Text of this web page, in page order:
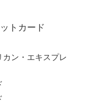
トカード
ン・エキスプレ